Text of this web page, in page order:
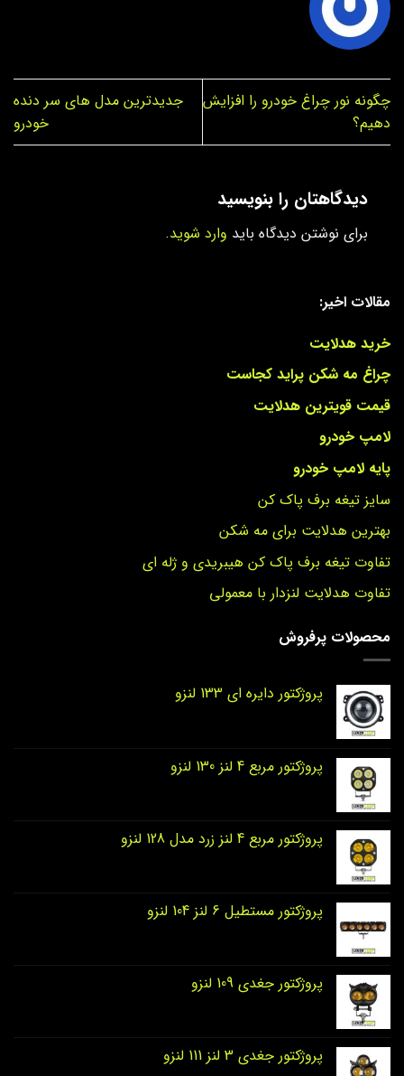
مقالات اخیر:
خرید هدلایت
چراغ مه شکن پراید کجاست
قیمت قویترین هدلایت
لامپ خودرو
پایه لامپ خودرو
سایز تیغه برف پاک کن
بهترین هدلایت برای مه شکن
تفاوت تیغه برف پاک کن هیبریدی و ژله ای
تفاوت هدلایت لنزدار با معمولی
محصولات پرفروش
پروژکتور دایره‌ ای 133 لنزو
پروژکتور مربع 4 لنز 130 لنزو
پروژکتور مربع 4 لنز زرد مدل 128 لنزو
پروژکتور مستطیل 6 لنز 104 لنزو
پروژکتور جغدی 109 لنزو
پروژکتور جغدی 3 لنز 111 لنزو
چگونه نور چراغ خودرو را افزایش
دهیم؟
جدیدترین مدل های سر دنده
خودرو
دیدگاهتان را بنویسید
برای نوشتن دیدگاه باید وارد شوید.